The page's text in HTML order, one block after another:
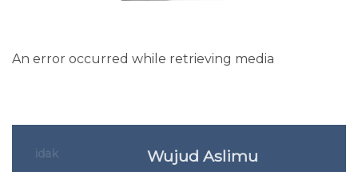
An error occurred while retrieving media
Tidak Wujud Aslimu